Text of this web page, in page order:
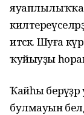
яуаплылыҡҡа
итәсәк. Шуға
ҡуйыуҙы
Ҡайһы берәүҙәр
булмауын